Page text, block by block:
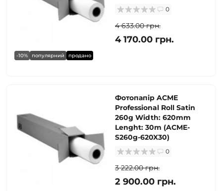
-10% популярний продано
0
4 633.00 грн.
4 170.00 грн.
Фотопапір ACME
Professional Roll Satin
260g Width: 620mm
Lenght: 30m (ACME-
S260g-620X30)
0
3 222.00 грн.
2 900.00 грн.